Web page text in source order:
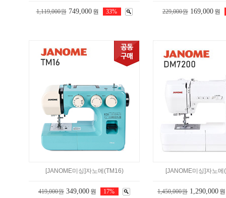
1,119,000원 749,000 원 33% 229,000원 169,000 원
[JANOME미싱]자노메(TM16)
419,000원 349,000 원 17%
[JANOME미싱]자노
1,450,000원 1,290,000 원